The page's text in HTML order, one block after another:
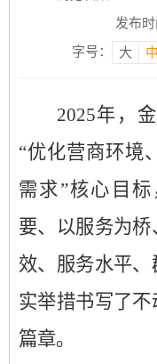
发布
字号：
大 中
2025年，
“优化营商环境
需求”核心目
要、以服务为
效、服务水平
实举措书写了
篇章。